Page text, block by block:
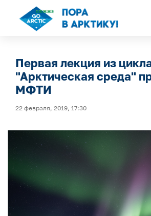
Первая лекция из
"Арктическая среда"
МФТИ
22 февраля, 2019, 17:30